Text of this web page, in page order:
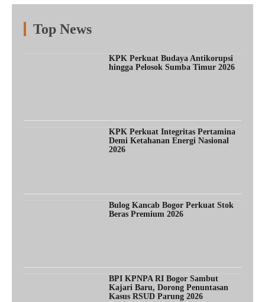
Top News
KPK Perkuat Budaya Antikorupsi
hingga Pelosok Sumba Timur 2026
KPK Perkuat Integritas Pertamina
Demi Ketahanan Energi Nasional
2026
Bulog Kancab Bogor Perkuat Stok
Beras Premium 2026
BPI KPNPA RI Bogor Sambut
Kajari Baru, Dorong Penuntasan
Kasus RSUD Parung 2026